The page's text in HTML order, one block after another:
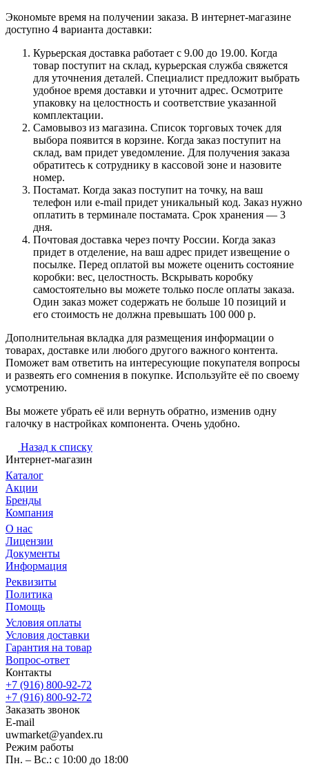
Экономьте время на получении заказа. В интернет-магазине
доступно 4 варианта доставки:
Курьерская доставка работает с 9.00 до 19.00. Когда
товар поступит на склад, курьерская служба свяжется
для уточнения деталей. Специалист предложит выбрать
удобное время доставки и уточнит адрес. Осмотрите
упаковку на целостность и соответствие указанной
комплектации.
Самовывоз из магазина. Список торговых точек для
выбора появится в корзине. Когда заказ поступит на
склад, вам придет уведомление. Для получения заказа
обратитесь к сотруднику в кассовой зоне и назовите
номер.
Постамат. Когда заказ поступит на точку, на ваш
телефон или e-mail придет уникальный код. Заказ нужно
оплатить в терминале постамата. Срок хранения — 3
дня.
Почтовая доставка через почту России. Когда заказ
придет в отделение, на ваш адрес придет извещение о
посылке. Перед оплатой вы можете оценить состояние
коробки: вес, целостность. Вскрывать коробку
самостоятельно вы можете только после оплаты заказа.
Один заказ может содержать не больше 10 позиций и
его стоимость не должна превышать 100 000 р.
Дополнительная вкладка для размещения информации о
товарах, доставке или любого другого важного контента.
Поможет вам ответить на интересующие покупателя вопросы
и развеять его сомнения в покупке. Используйте её по своему
усмотрению.
Вы можете убрать её или вернуть обратно, изменив одну
галочку в настройках компонента. Очень удобно.
Назад к списку
Интернет-магазин
Каталог
Акции
Бренды
Компания
О нас
Лицензии
Документы
Информация
Реквизиты
Политика
Помощь
Условия оплаты
Условия доставки
Гарантия на товар
Вопрос-ответ
Контакты
+7 (916) 800-92-72
+7 (916) 800-92-72
Заказать звонок
E-mail
uwmarket@yandex.ru
Режим работы
Пн. – Вс.: с 10:00 до 18:00